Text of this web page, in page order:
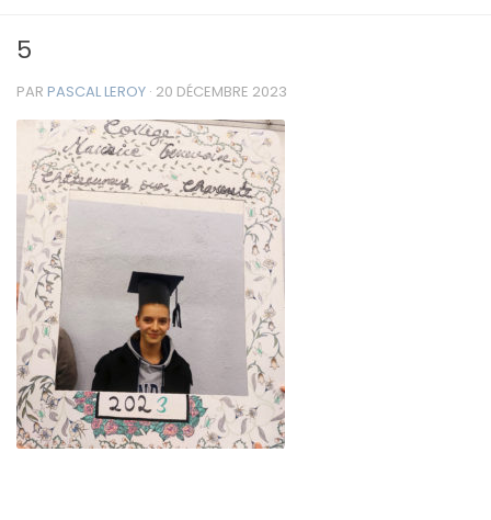
5
PAR PASCAL LEROY · 20 DÉCEMBRE 2023